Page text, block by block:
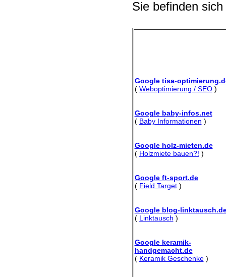
Sie befinden
Google tisa-
( Weboptimierung / SEO)
Google baby-infos.net
( Baby Informationen )
Google holz-mieten.de
( Holzmiete bauen?! )
Google ft-sport.de
( Field Target)
Google blog-
( Linktausch )
Google keramik-
handgemacht.de
( Keramik Geschenke)